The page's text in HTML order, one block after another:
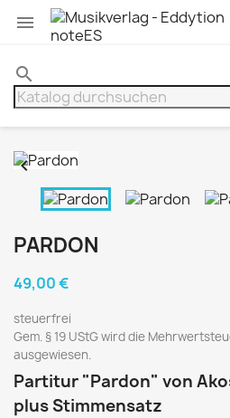

search

PARDON
49,00 €
steuerfrei
Gem. § 19 UStG wird die
ausgewiesen.
Partitur "Pardon" von
plus Stimmensatz